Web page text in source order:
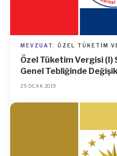
MEVZUAT ÖZEL TÜKETIM
Özel Tüketim Vergisi (I)
Genel Tebliğinde
Tebliğ (Seri No: 5)
25 OCAK 2019